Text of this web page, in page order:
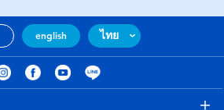
english ไทย